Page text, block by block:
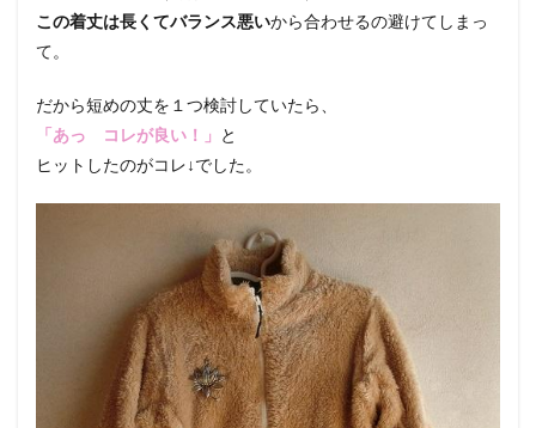
この着丈は長くてバランス悪いから合わせるの避けてしまっ
て。
だから短めの丈を１つ検討していたら、
「あっ コレが良い！」 と
ヒットしたのがコレ↓でした。